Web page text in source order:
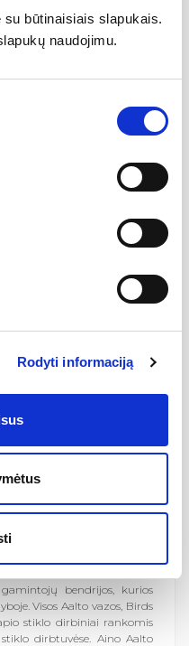
būtinaisiais slapukais.
naudojimu.
Rodyti informaciją
kasdienei, tiek šventinei
taupo vietą, kadangi
stalo, tiek ant darbo
įprastoms vyno taurėms ar
plauti indaplovėse.
kaip švelnią, poetišką,
dizainas.
virtuvei, stalo
turinti eilę autoritetingų
Fiskars Group
dirbtuvėse, keramikos
bendrijos, kurios
Visos Aalto vazos, Birds
stiklo dirbiniai rankomis
dirbtuvėse. Aino Aalto